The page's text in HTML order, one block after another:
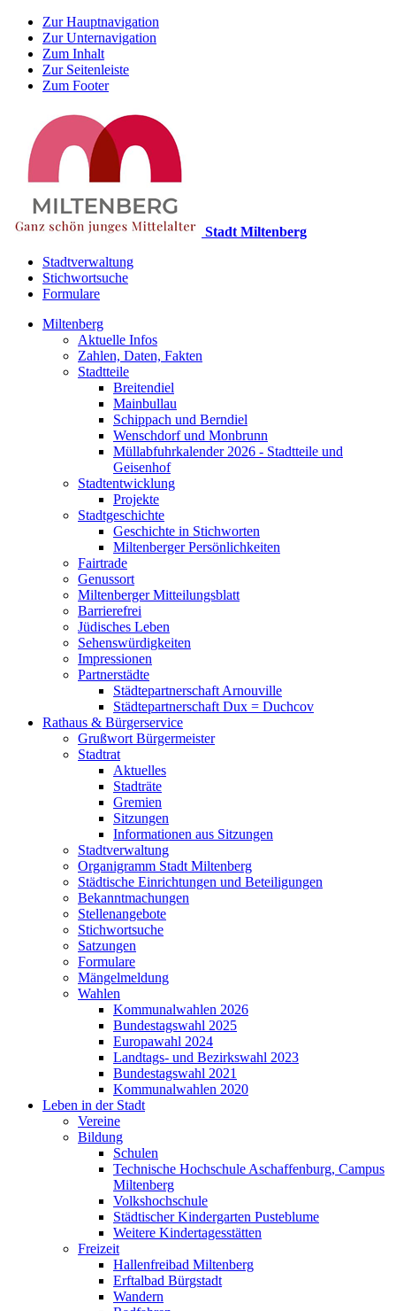
Zur Hauptnavigation
Zur Unternavigation
Zum Inhalt
Zur Seitenleiste
Zum Footer
Stadt Miltenberg
Stadtverwaltung
Stichwortsuche
Formulare
Miltenberg
Aktuelle Infos
Zahlen, Daten, Fakten
Stadtteile
Breitendiel
Mainbullau
Schippach und Berndiel
Wenschdorf und Monbrunn
Müllabfuhrkalender 2026 - Stadtteile und
Geisenhof
Stadtentwicklung
Projekte
Stadtgeschichte
Geschichte in Stichworten
Miltenberger Persönlichkeiten
Fairtrade
Genussort
Miltenberger Mitteilungsblatt
Barrierefrei
Jüdisches Leben
Sehenswürdigkeiten
Impressionen
Partnerstädte
Städtepartnerschaft Arnouville
Städtepartnerschaft Dux = Duchcov
Rathaus & Bürgerservice
Grußwort Bürgermeister
Stadtrat
Aktuelles
Stadträte
Gremien
Sitzungen
Informationen aus Sitzungen
Stadtverwaltung
Organigramm Stadt Miltenberg
Städtische Einrichtungen und Beteiligungen
Bekanntmachungen
Stellenangebote
Stichwortsuche
Satzungen
Formulare
Mängelmeldung
Wahlen
Kommunalwahlen 2026
Bundestagswahl 2025
Europawahl 2024
Landtags- und Bezirkswahl 2023
Bundestagswahl 2021
Kommunalwahlen 2020
Leben in der Stadt
Vereine
Bildung
Schulen
Technische Hochschule Aschaffenburg, Campus
Miltenberg
Volkshochschule
Städtischer Kindergarten Pusteblume
Weitere Kindertagesstätten
Freizeit
Hallenfreibad Miltenberg
Erftalbad Bürgstadt
Wandern